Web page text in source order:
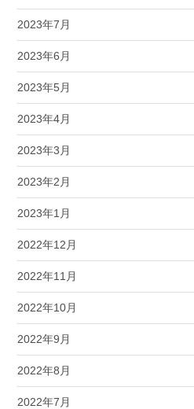
2023年7月
2023年6月
2023年5月
2023年4月
2023年3月
2023年2月
2023年1月
2022年12月
2022年11月
2022年10月
2022年9月
2022年8月
2022年7月